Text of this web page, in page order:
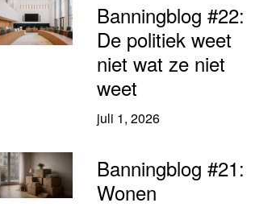
Banningblog #22:
De politiek weet
niet wat ze niet
weet
juli 1, 2026
Banningblog #21:
Wonen